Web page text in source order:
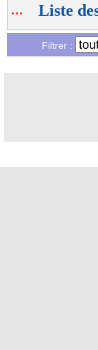
... Liste
Filtrer :